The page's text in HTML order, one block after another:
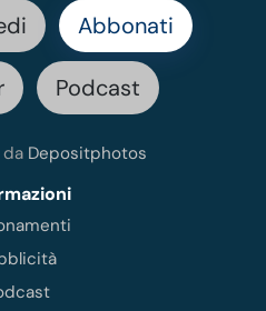
Abbonati
Podcast
Depositphotos